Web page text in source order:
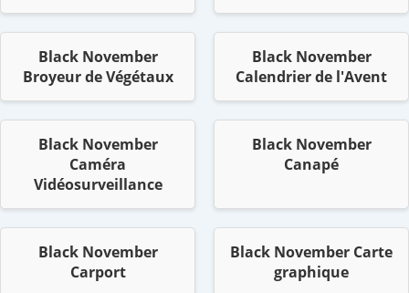
Black November
Broyeur de Végétaux
Black November
Calendrier de l'Avent
Black November
Caméra
Vidéosurveillance
Black November
Canapé
Black November
Carport
Black November Carte
graphique